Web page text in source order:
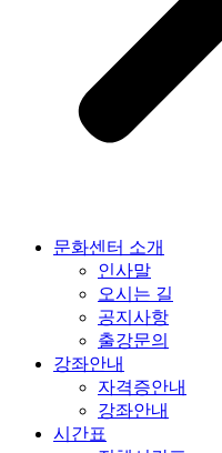
문화센터 소개
인사말
오시는 길
공지사항
출강문의
강좌안내
자격증안내
강좌안내
시간표